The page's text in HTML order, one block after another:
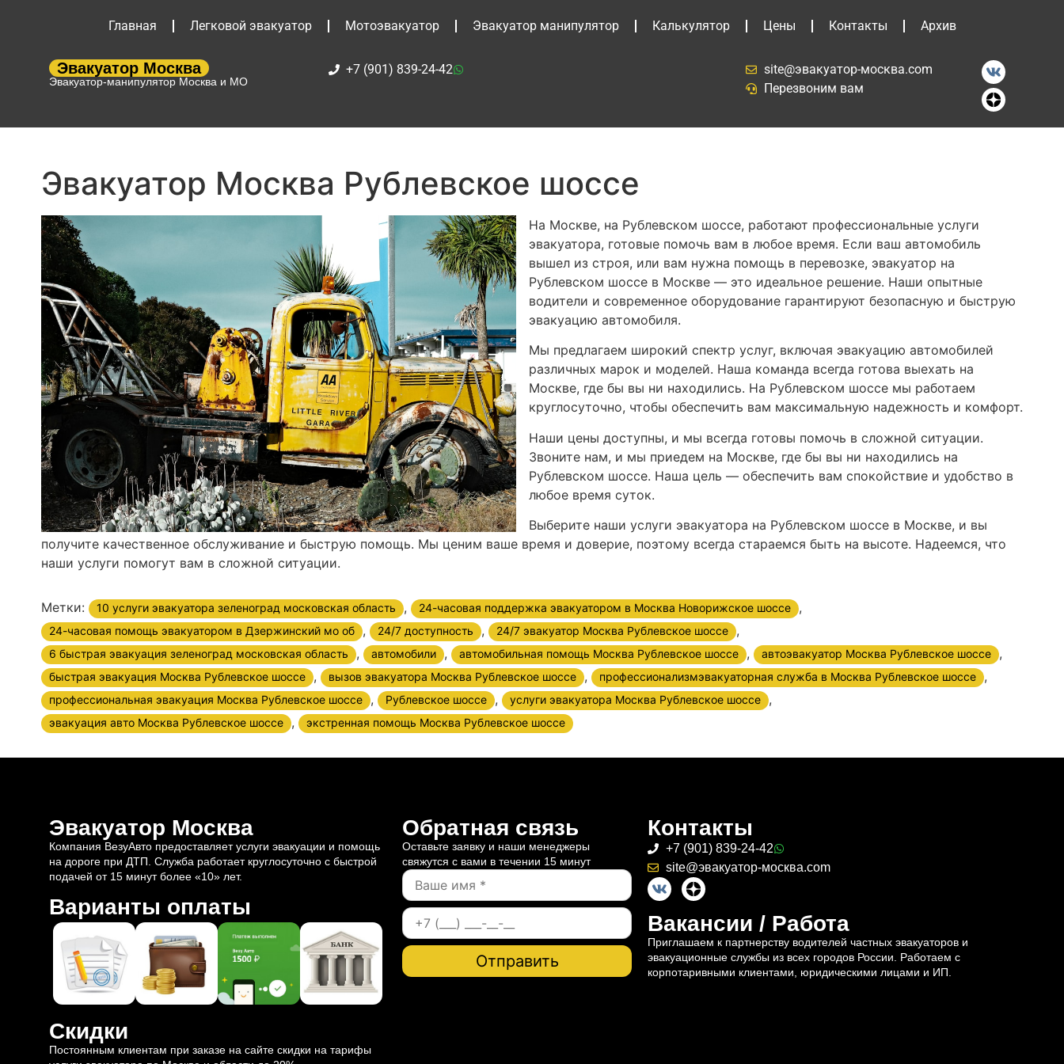
Главная Легковой эвакуатор Мотоэвакуатор Эвакуатор манипулятор Калькулятор Цены Контакты Архив
Эвакуатор Москва
Эвакуатор-манипулятор Москва и МО
+7 (901) 839-24-42
site@эвакуатор-москва.com
Перезвоним вам
Эвакуатор Москва Рублевское шоссе
На Москве, на Рублевском шоссе, работают профессиональные услуги
эвакуатора, готовые помочь вам в любое время. Если ваш автомобиль
вышел из строя, или вам нужна помощь в перевозке, эвакуатор на
Рублевском шоссе в Москве — это идеальное решение. Наши опытные
водители и современное оборудование гарантируют безопасную и быструю
эвакуацию автомобиля.
Мы предлагаем широкий спектр услуг, включая эвакуацию автомобилей
различных марок и моделей. Наша команда всегда готова выехать на
Москве, где бы вы ни находились. На Рублевском шоссе мы работаем
круглосуточно, чтобы обеспечить вам максимальную надежность и комфорт.
Наши цены доступны, и мы всегда готовы помочь в сложной ситуации.
Звоните нам, и мы приедем на Москве, где бы вы ни находились на
Рублевском шоссе. Наша цель — обеспечить вам спокойствие и удобство в
любое время суток.
Выберите наши услуги эвакуатора на Рублевском шоссе в Москве, и вы
получите качественное обслуживание и быструю помощь. Мы ценим ваше время и доверие, поэтому всегда стараемся быть на высоте. Надеемся, что
наши услуги помогут вам в сложной ситуации.
Метки: 10 услуги эвакуатора зеленоград московская область , 24-часовая поддержка эвакуатором в Москва Новорижское шоссе ,
24-часовая помощь эвакуатором в Дзержинский мо об , 24/7 доступность , 24/7 эвакуатор Москва Рублевское шоссе ,
6 быстрая эвакуация зеленоград московская область , автомобили , автомобильная помощь Москва Рублевское шоссе , автоэвакуатор Москва Рублевское шоссе ,
быстрая эвакуация Москва Рублевское шоссе , вызов эвакуатора Москва Рублевское шоссе , профессионализмэвакуаторная служба в Москва Рублевское шоссе ,
профессиональная эвакуация Москва Рублевское шоссе , Рублевское шоссе , услуги эвакуатора Москва Рублевское шоссе ,
эвакуация авто Москва Рублевское шоссе , экстренная помощь Москва Рублевское шоссе
Эвакуатор Москва
Компания ВезуАвто предоставляет услуги эвакуации и помощь
на дороге при ДТП. Служба работает круглосуточно с быстрой
подачей от 15 минут более «10» лет.
Варианты оплаты
Скидки
Постоянным клиентам при заказе на сайте скидки на тарифы
Обратная связь
Оставьте заявку и наши менеджеры
свяжутся с вами в течении 15 минут
Контакты
+7 (901) 839-24-42
site@эвакуатор-москва.com
Вакансии / Работа
Приглашаем к партнерству водителей частных эвакуаторов и
эвакуационные службы из всех городов России. Работаем с
корпотаривными клиентами, юридическими лицами и ИП.